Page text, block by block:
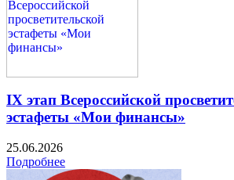
IX этап Всероссийской
эстафеты «Мои финансы»
25.06.2026
Подробнее